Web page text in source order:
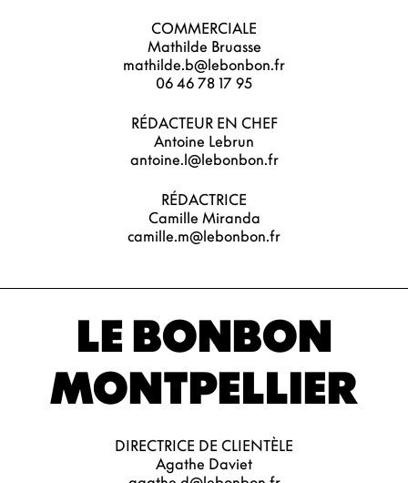
COMMERCIALE
Mathilde Bruasse
mathilde.b@lebonbon.fr
06 46 78 17 95
RÉDACTEUR EN CHEF
Antoine Lebrun
antoine.l@lebonbon.fr
RÉDACTRICE
Camille Miranda
camille.m@lebonbon.fr
LE BONBON
MONTPELLIER
DIRECTRICE DE CLIENTÈLE
Agathe Daviet